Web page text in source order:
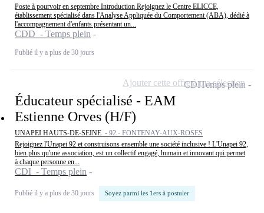
Poste à pourvoir en septembre Introduction Rejoignez le Centre ELICCE,
établissement spécialisé dans l'Analyse Appliquée du Comportement (ABA), dédié à
l'accompagnement d'enfants présentant un...
CDD - Temps plein
Publié il y a plus de 30 jours
Éducateur spécialisé - EAM
Estienne Orves (H/F)
UNAPEI HAUTS-DE-SEINE - 92 - FONTENAY-AUX-ROSES
Rejoignez l'Unapei 92 et construisons ensemble une société inclusive ! L'Unapei 92,
bien plus qu'une association, est un collectif engagé, humain et innovant qui permet
à chaque personne en...
CDI - Temps plein
Publié il y a plus de 30 jours Soyez parmi les 1ers à postuler
CDITemps plein
Ajouter cette offre à ma sélection